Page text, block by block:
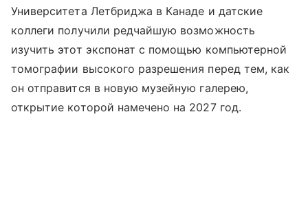
Университета Летбриджа в Канаде и датские
коллеги получили редчайшую возможность
изучить этот экспонат с помощью компьютерной
томографии высокого разрешения перед тем, как
он отправится в новую музейную галерею,
открытие которой намечено на 2027 год.